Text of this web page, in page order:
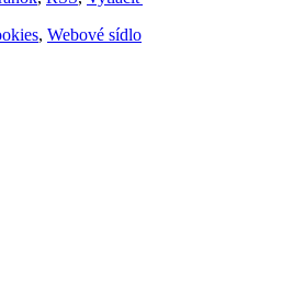
, Webové sídlo